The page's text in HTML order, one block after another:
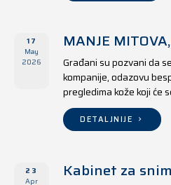
17
May
2026
MANJE
Građani su pozvani da
kompanije, odazovu
pregledima kože koji će
godine u jedanaest
državnim tako i u
DETALJNIJE
23
Apr
Kabinet za